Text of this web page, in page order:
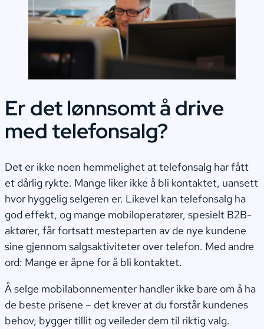
Er det lønnsomt å drive
med telefonsalg?
Det er ikke noen hemmelighet at telefonsalg har fått
et dårlig rykte. Mange liker ikke å bli kontaktet, uansett
hvor hyggelig selgeren er. Likevel kan telefonsalg ha
god effekt, og mange mobiloperatører, spesielt B2B-
aktører, får fortsatt mesteparten av de nye kundene
sine gjennom salgsaktiviteter over telefon. Med andre
ord: Mange er åpne for å bli kontaktet.
Å selge mobilabonnementer handler ikke bare om å ha
de beste prisene – det krever at du forstår kundenes
behov, bygger tillit og veileder dem til riktig valg.